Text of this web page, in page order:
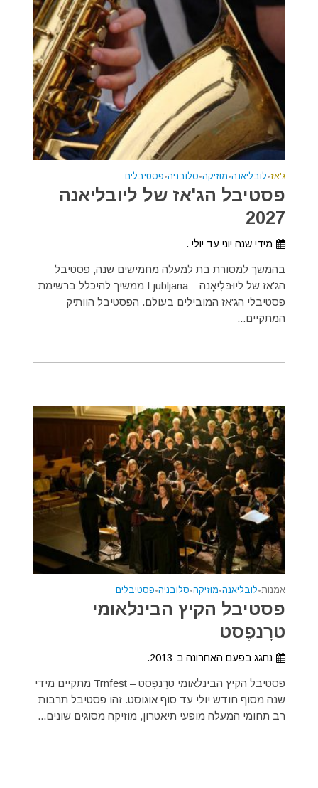
ג'אז•לובליאנה•מוזיקה•סלובניה•פסטיבלים
פסטיבל הג'אז של ליובליאנה
2027
מידי שנה יוני עד יולי .
בהמשך למסורת בת למעלה מחמישים שנה, פסטיבל
הג'אז של ליוּבּלִיאָנה – Ljubljana ממשיך להיכלל ברשימת
פסטיבלי הג'אז המובילים בעולם. הפסטיבל הוותיק
המתקיים...
אמנות•לובליאנה•מוזיקה•סלובניה•פסטיבלים
פסטיבל הקיץ הבינלאומי
טרָנפֶסט
נחגג בפעם האחרונה ב-2013.
פסטיבל הקיץ הבינלאומי טרָנפֶסט – Trnfest מתקיים מידי
שנה מסוף חודש יולי עד סוף אוגוסט. זהו פסטיבל תרבות
רב תחומי המעלה מופעי תיאטרון, מוזיקה מסוגים שונים...